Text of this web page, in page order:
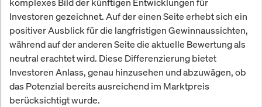
Investoren gezeichnet. Auf der einen Seite erhebt sich ein
positiver Ausblick für die langfristigen Gewinnaussichten,
während auf der anderen Seite die aktuelle Bewertung als
neutral erachtet wird. Diese Differenzierung bietet
Investoren Anlass, genau hinzusehen und abzuwägen, ob
das Potenzial bereits ausreichend im Marktpreis
berücksichtigt wurde.